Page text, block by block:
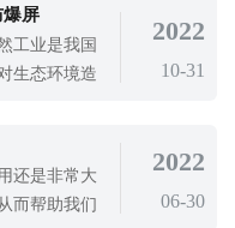
的。山东天
用
爆屏
工业是我国
生态环境造
在火灾中迅
和可燃物也
而
2022
10-31
还是非常大
而帮助我们
2022
06-30